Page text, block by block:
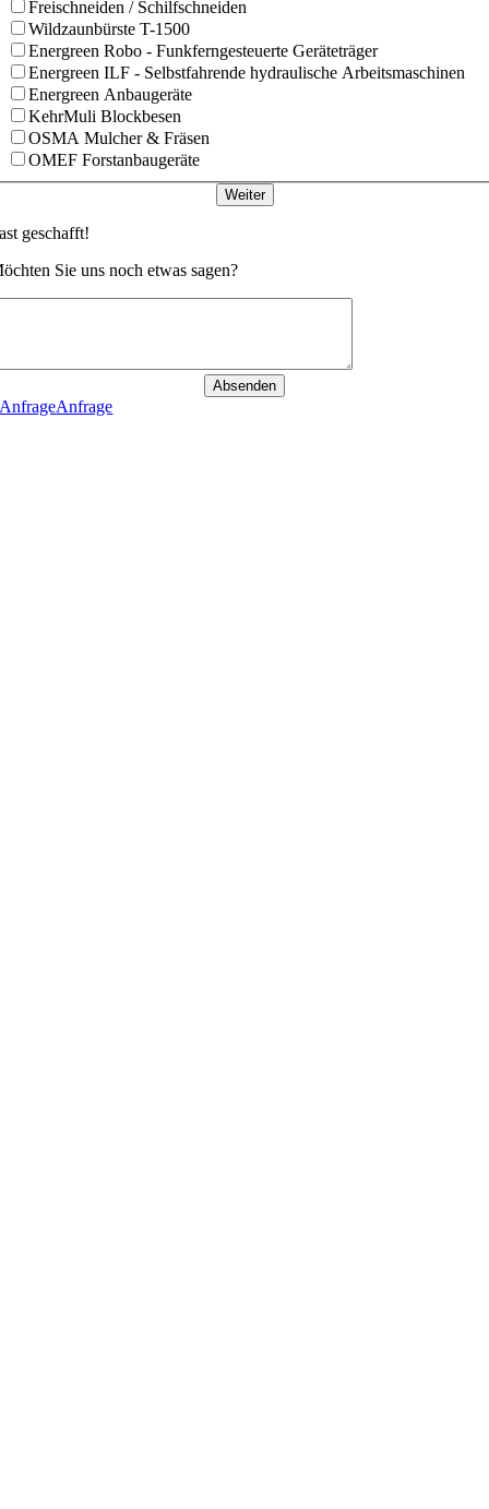
Freischneiden / Schilfschneiden
Wildzaunbürste T-1500
Energreen Robo - Funkferngesteuerte Geräteträger
Energreen ILF - Selbstfahrende hydraulische Arbeitsmaschinen
Energreen Anbaugeräte
KehrMuli Blockbesen
OSMA Mulcher & Fräsen
OMEF Forstanbaugeräte
Weiter
geschafft!
Sie uns noch etwas sagen?
Absenden
AnfrageAnfrage